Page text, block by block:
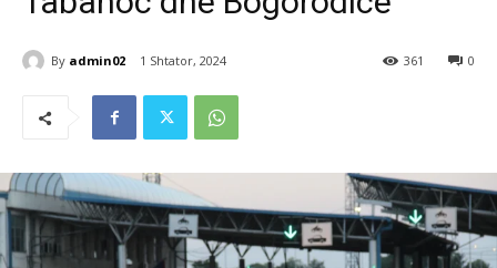
By admin02 1 Shtator, 2024 0
361